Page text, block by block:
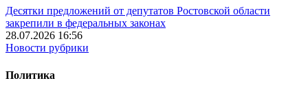
Десятки предложений от депутатов Ростовской области
закрепили в федеральных законах
28.07.2026 16:56
Новости рубрики
Политика